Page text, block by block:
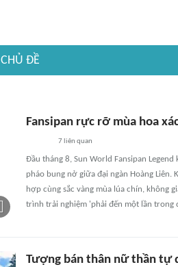
CHỦ ĐỀ
Fansipan rực rỡ mùa hoa
7liên quan
Đầu tháng 8, Sun World Fansipan
pháo bung nở giữa đại ngàn Hoàng Liên.
hợp cùng sắc vàng mùa lúa chín, không
trình trải nghiệm 'phải đến một lần trong
Tượng bán thân nữ thần tự